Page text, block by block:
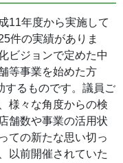
11年度から実施して
件の実績がありま
ビジョンで定めた中
等事業を始めた方
するものです。議員ご
様々な角度からの検
舗数や事業の活用状
ての新たな思い切っ
以前開催されていた